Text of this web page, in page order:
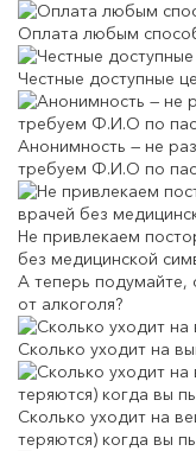
Оплата любым
Честные доступные
Анонимность — не
требуем Ф.И.О по
Не привлекаем
без медицинской
А теперь подумайте,
от алкоголя?
Сколько уходит на
Сколько уходит на
теряются) когда вы